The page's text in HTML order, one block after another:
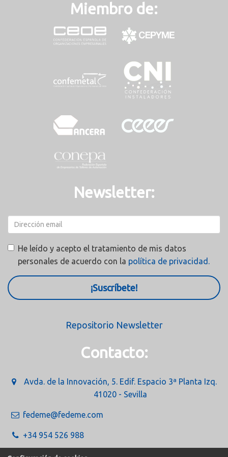
Miembro de:
Newsletter:
He leído y acepto el tratamiento de mis datos
personales de acuerdo con la política de privacidad.
¡Suscríbete!
Repositorio Newsletter
Contacto:
Avda. de la Innovación, 5. Edif. Espacio 3ª Planta Izq.
41020 - Sevilla
fedeme@fedeme.com
+34 954 526 988